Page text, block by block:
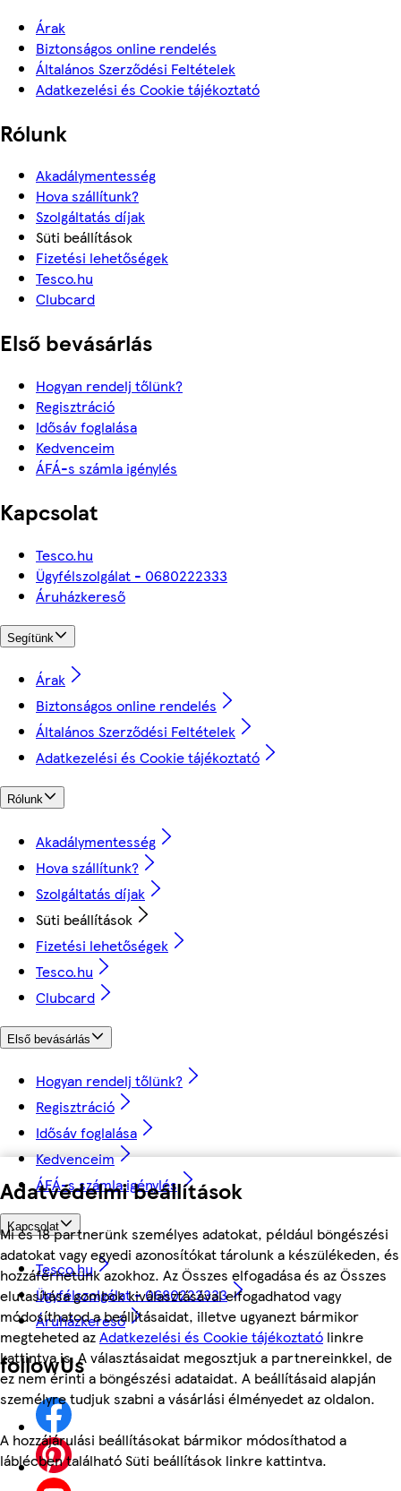
Adatvédelmi beállítások
Mi és 18 partnerünk személyes adatokat, például böngészési
adatokat vagy egyedi azonosítókat tárolunk a készülékeden, és
hozzáférhetünk azokhoz. Az Összes elfogadása és az Összes
elutasítása gombok kiválasztásával elfogadhatod vagy
módosíthatod a beállításaidat, illetve ugyanezt bármikor
megteheted azAdatkezelési és Cookie tájékoztató linkre
kattintva is. A választásaidat megosztjuk a partnereinkkel, de
ez nem érinti a böngészési adataidat. A beállításaid alapján
személyre tudjuk szabni a vásárlási élményedet az oldalon.
A hozzájárulási beállításokat bármikor módosíthatod a
láblécben található Süti beállítások linkre kattintva.
Árak
Biztonságos online rendelés
Általános Szerződési Feltételek
Adatkezelési és Cookie tájékoztató
Rólunk
Akadálymentesség
Hova szállítunk?
Szolgáltatás díjak
Süti beállítások
Fizetési lehetőségek
Tesco.hu
Clubcard
Első bevásárlás
Hogyan rendelj tőlünk?
Regisztráció
Idősáv foglalása
Kedvenceim
ÁFÁ-s számla igénylés
Kapcsolat
Tesco.hu
Ügyfélszolgálat - 0680222333
Áruházkereső
Segítünk
Árak
Biztonságos online rendelés
Általános Szerződési Feltételek
Adatkezelési és Cookie tájékoztató
Rólunk
Akadálymentesség
Hova szállítunk?
Szolgáltatás díjak
Süti beállítások
Fizetési lehetőségek
Tesco.hu
Clubcard
Első bevásárlás
Hogyan rendelj tőlünk?
Regisztráció
Idősáv foglalása
Kedvenceim
ÁFÁ-s számla igénylés
Kapcsolat
Tesco.hu
Ügyfélszolgálat - 0680222333
Áruházkereső
followUs